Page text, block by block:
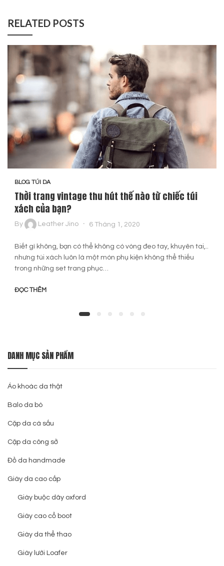
RELATED POSTS
BLOG TÚI DA
Thời trang vintage thu hút thế nào từ chiếc túi
xách của bạn?
By Leather Jino 6 Tháng 1, 2020
Biết gì không, bạn có thể không có vòng đeo tay, khuyên tai,..
nhưng túi xách luôn là một món phụ kiện không thể thiếu
trong những set trang phục…
ĐỌC THÊM
DANH MỤC SẢN PHẨM
Áo khoác da thật
Balo da bò
Cặp da cá sấu
Cặp da công sở
Đồ da handmade
Giày da cao cấp
Giày buộc dây oxford
Giày cao cổ boot
Giày da thể thao
Giày lười Loafer